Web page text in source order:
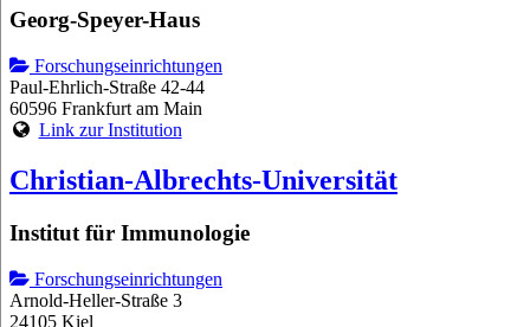
Georg-Speyer-Haus
Forschungseinrichtungen
Paul-Ehrlich-Straße 42-44
60596 Frankfurt am Main
Link zur Institution
Christian-Albrechts-Universität
Institut für Immunologie
Forschungseinrichtungen
Arnold-Heller-Straße 3
24105 Kiel